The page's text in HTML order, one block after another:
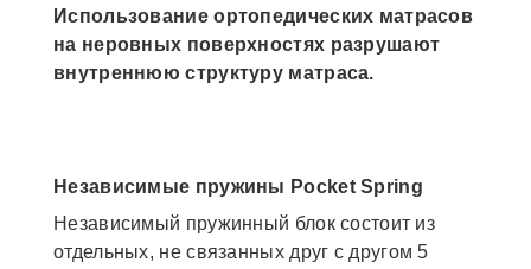
Использование ортопедических матрасов
на неровных поверхностях разрушают
внутреннюю структуру матраса.
Независимые пружины Pocket Spring
Независимый пружинный блок состоит из
отдельных, не связанных друг с другом 5